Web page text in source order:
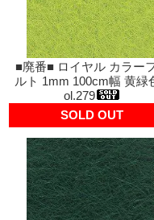
■廃番■ ロイヤル カラー
ルト 1mm 100cm幅 黄緑
ol.279
SOLD OUT